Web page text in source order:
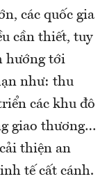
các quốc gia
cần thiết, tuy
hướng tới
như: thu
các khu đô
giao thương…
thiện an
tế cất cánh.